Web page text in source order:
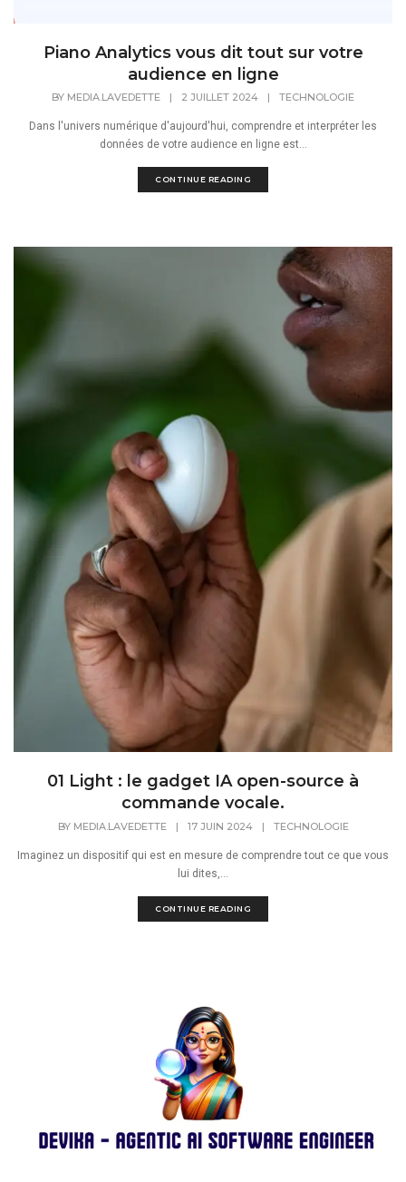
Piano Analytics vous dit tout sur votre
audience en ligne
BY MEDIA.LAVEDETTE | 2 JUILLET 2024 | TECHNOLOGIE
Dans l'univers numérique d'aujourd'hui, comprendre et interpréter les
données de votre audience en ligne est...
CONTINUE READING
01 Light : le gadget IA open-source à
commande vocale.
BY MEDIA.LAVEDETTE | 17 JUIN 2024 | TECHNOLOGIE
Imaginez un dispositif qui est en mesure de comprendre tout ce que vous
lui dites,...
CONTINUE READING